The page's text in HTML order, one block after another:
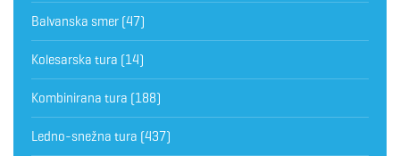
Balvanska smer (47)
Kolesarska tura (14)
Kombinirana tura (188)
Ledno-snežna tura (437)